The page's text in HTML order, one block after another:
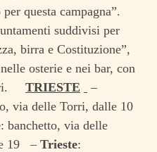
questa campagna”.
suddivisi per
birra e Costituzione”,
osterie e nei bar, con
TRIESTE
–
via delle Torri, dalle 10
: banchetto, via delle
19 – Trieste: